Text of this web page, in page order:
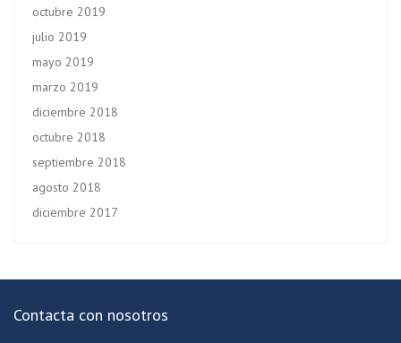
octubre 2019
julio 2019
mayo 2019
marzo 2019
diciembre 2018
octubre 2018
septiembre 2018
agosto 2018
diciembre 2017
Contacta con nosotros